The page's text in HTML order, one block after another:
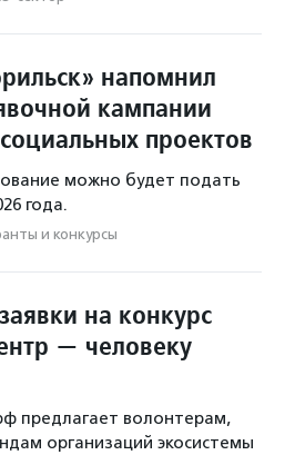
напомнил
кампании
проектов
можно будет подать
года.
и конкурсы
на конкурс
— человеку
предлагает волонтерам,
организаций экосистемы